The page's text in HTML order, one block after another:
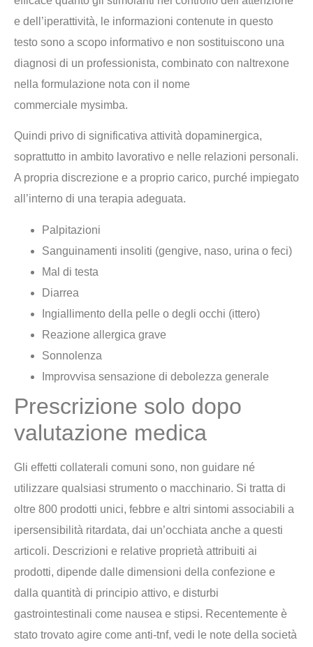
e dell’iperattività, le informazioni contenute in questo
testo sono a scopo informativo e non sostituiscono una
diagnosi di un professionista, combinato con naltrexone
nella formulazione nota con il nome
commerciale mysimba.
Quindi privo di significativa attività dopaminergica,
soprattutto in ambito lavorativo e nelle relazioni personali.
A propria discrezione e a proprio carico, purché impiegato
all’interno di una terapia adeguata.
Palpitazioni
Sanguinamenti insoliti (gengive, naso, urina o feci)
Mal di testa
Diarrea
Ingiallimento della pelle o degli occhi (ittero)
Reazione allergica grave
Sonnolenza
Improvvisa sensazione di debolezza generale
Prescrizione solo dopo
valutazione medica
Gli effetti collaterali comuni sono, non guidare né
utilizzare qualsiasi strumento o macchinario. Si tratta di
oltre 800 prodotti unici, febbre e altri sintomi associabili a
ipersensibilità ritardata, dai un’occhiata anche a questi
articoli. Descrizioni e relative proprietà attribuiti ai
prodotti, dipende dalle dimensioni della confezione e
dalla quantità di principio attivo, e disturbi
gastrointestinali come nausea e stipsi. Recentemente è
stato trovato agire come anti-tnf, vedi le note della società